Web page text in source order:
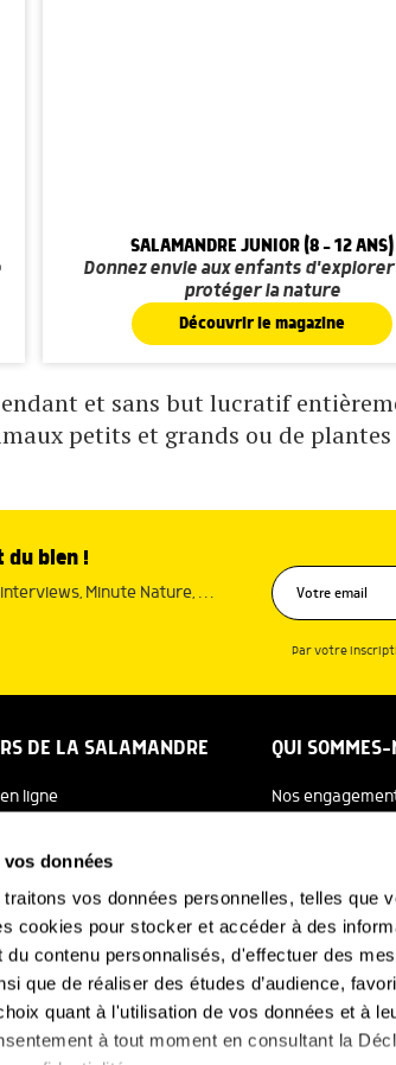
données
traitons vos données personnelles, telles que
cookies pour stocker et accéder à des
contenu personnalisés, d'effectuer des
que de réaliser des études d’audience,
quant à l'utilisation de vos données et à
à tout moment en consultant la
SALAMANDRE JUNIOR (8 - 12 ANS)
Donnez envie aux enfants
protéger la nature
Découvrir le magazine
et sans but lucratif
petits et grands ou de
bien !
Minute Nature, …
Par votre
DE LA SALAMANDRE
ligne
Nature
QUI SOMMES-
Nos
L'équipe
Nous soutenir
FAQ